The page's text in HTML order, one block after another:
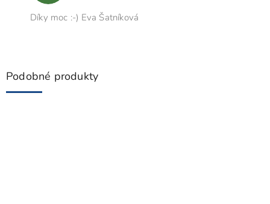
Díky moc :-) Eva Šatníková
Podobné produkty